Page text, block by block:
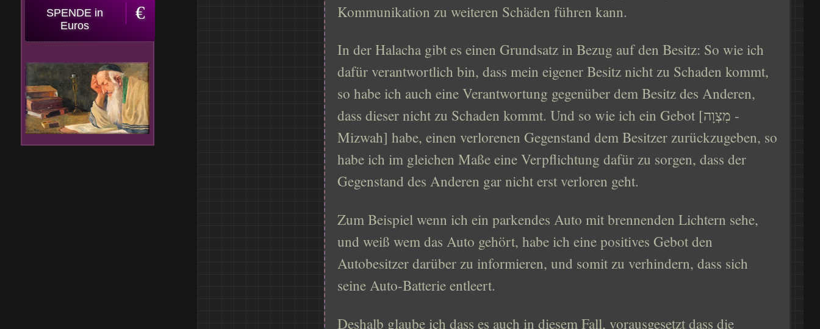
Kommunikation zu weiteren Schäden führen kann.
In der Halacha gibt es einen Grundsatz in Bezug auf den Besitz: So wie ich
dafür verantwortlich bin, dass mein eigener Besitz nicht zu Schaden kommt,
so habe ich auch eine Verantwortung gegenüber dem Besitz des Anderen,
dass dieser nicht zu Schaden kommt. Und so wie ich ein Gebot [מִצְוָה -
Mizwah] habe, einen verlorenen Gegenstand dem Besitzer zurückzugeben, so
habe ich im gleichen Maße eine Verpflichtung dafür zu sorgen, dass der
Gegenstand des Anderen gar nicht erst verloren geht.
Zum Beispiel wenn ich ein parkendes Auto mit brennenden Lichtern sehe,
und weiß wem das Auto gehört, habe ich eine positives Gebot den
Autobesitzer darüber zu informieren, und somit zu verhindern, dass sich
seine Auto-Batterie entleert.
Deshalb glaube ich dass es auch in diesem Fall, vorausgesetzt dass die
Teste ob Sie ein Mensch sind.
Bitte identifizieren Sie die
Bilder:
Entschuldigen Sie, dass wir dies tun
SPENDE in
Euros